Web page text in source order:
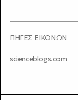
ΠΗΓΕΣ ΕΙΚΟΝΩΝ
scienceblogs.com